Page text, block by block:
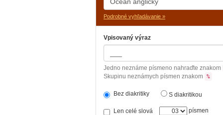
Podrobné vyhľadávanie »
Vpisovaný výraz
Jedno neznáme písmeno nahraďte znakom
Skupinu neznámych písmen znakom %
Bez diakritiky S diakritikou
Len celé slová písmen